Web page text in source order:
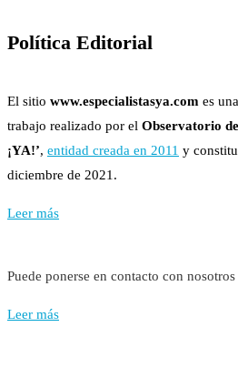
Política Editorial
El sitio www.especialistasya.com es
trabajo realizado por el Observatorio
¡YA!’, entidad creada en 2011 y
diciembre de 2021.
Leer más
Puede ponerse en contacto con
Leer más